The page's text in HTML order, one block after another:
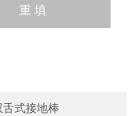
式接地棒